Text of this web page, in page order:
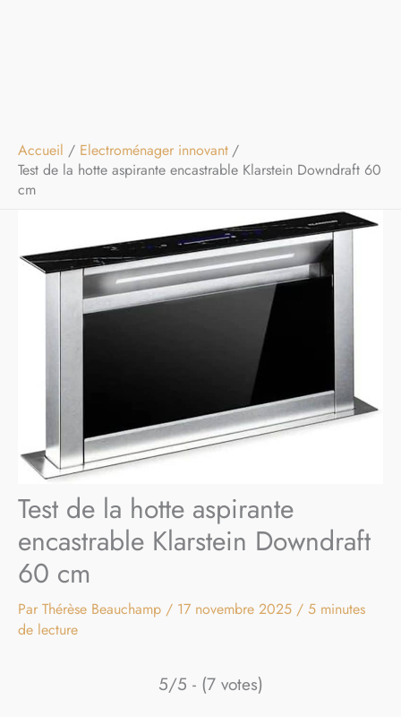
Accueil
Electroménager innovant
Test de la hotte aspirante encastrable Klarstein Downdraft 60
cm
Test de la hotte aspirante
encastrable Klarstein Downdraft
60 cm
Par Thérèse Beauchamp / 17 novembre 2025 / 5 minutes
de lecture
5/5 - (7 votes)